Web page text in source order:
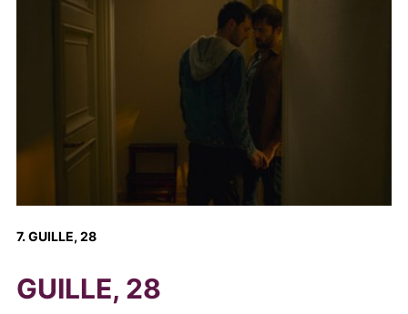
7. GUILLE, 28
GUILLE, 28